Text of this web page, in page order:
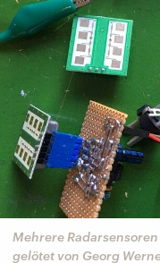
Mehrere
gelötet von Georg